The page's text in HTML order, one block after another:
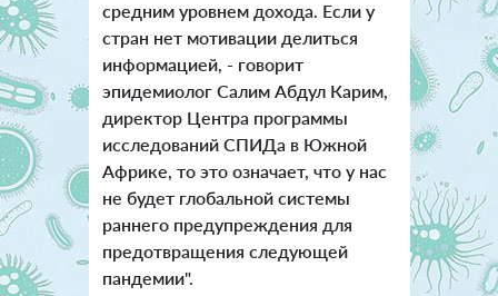
средним уровнем дохода. Если у
стран нет мотивации делиться
информацией, - говорит
эпидемиолог Салим Абдул Карим,
директор Центра программы
исследований СПИДа в Южной
Африке, то это означает, что у нас
не будет глобальной системы
раннего предупреждения для
предотвращения следующей
пандемии".